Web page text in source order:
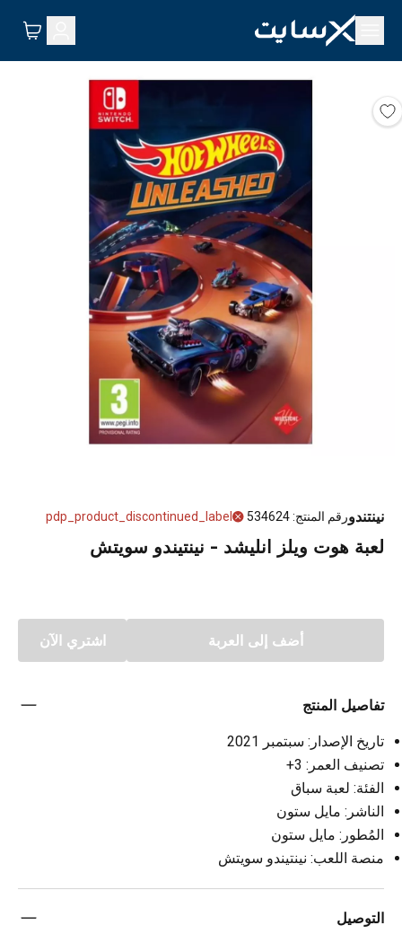
نينتندورقم المنتج:
534624
pdp_product_discontinued_label
لعبة هوت ويلز انليشد - نينتيندو سويتش
أضف إلى العربة اشتري الآن
تفاصيل المنتج
تاريخ الإصدار: سبتمبر 2021
تصنيف العمر: 3+
الفئة: لعبة سباق
الناشر: مايل ستون
المُطور: مايل ستون
منصة اللعب: نينتيندو سويتش
التوصيل